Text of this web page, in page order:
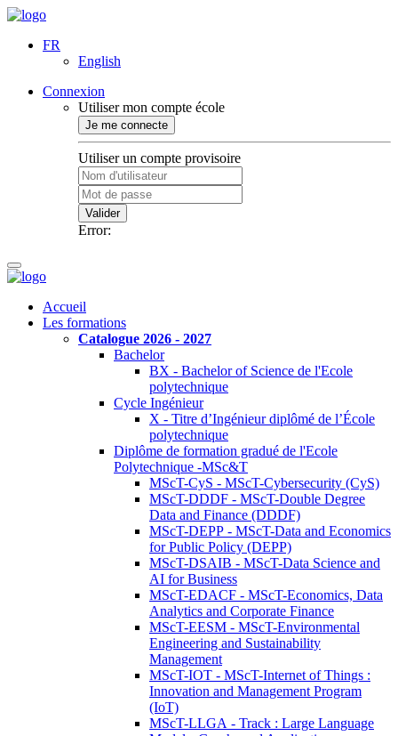
FR
English
Connexion
Utiliser mon compte école
Je me connecte
Utiliser un compte provisoire
Valider
Error:
Accueil
Les formations
Catalogue 2026 - 2027
Bachelor
BX - Bachelor of Science de l'Ecole
polytechnique
Cycle Ingénieur
X - Titre d’Ingénieur diplômé de l’École
polytechnique
Diplôme de formation gradué de l'Ecole
Polytechnique -MSc&T
MScT-CyS - MScT-Cybersecurity (CyS)
MScT-DDDF - MScT-Double Degree
Data and Finance (DDDF)
MScT-DEPP - MScT-Data and Economics
for Public Policy (DEPP)
MScT-DSAIB - MScT-Data Science and
AI for Business
MScT-EDACF - MScT-Economics, Data
Analytics and Corporate Finance
MScT-EESM - MScT-Environmental
Engineering and Sustainability
Management
MScT-IOT - MScT-Internet of Things :
Innovation and Management Program
(IoT)
MScT-LLGA - Track : Large Language